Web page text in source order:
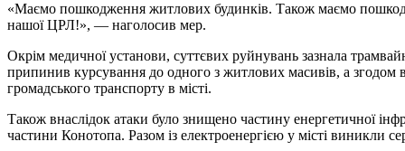
«Маємо пошкодження житлових будинків. Також маємо
нашої ЦРЛ!», — наголосив мер.
Окрім медичної установи, суттєвих руйнувань зазнала
припинив курсування до одного з житлових масивів, а
громадського транспорту в місті.
Також внаслідок атаки було знищено частину енергетичної
частини Конотопа. Разом із електроенергією у місті виникли